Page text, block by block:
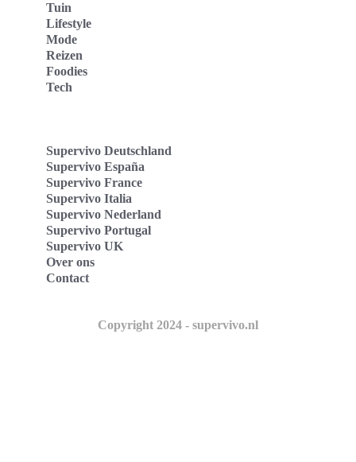
Tuin
Lifestyle
Mode
Reizen
Foodies
Tech
Supervivo Deutschland
Supervivo España
Supervivo France
Supervivo Italia
Supervivo Nederland
Supervivo Portugal
Supervivo UK
Over ons
Contact
Copyright 2024 - supervivo.nl